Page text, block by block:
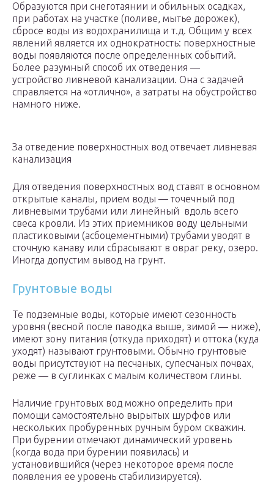
Образуются при снеготаянии и обильных осадках,
при работах на участке (поливе, мытье дорожек),
сбросе воды из водохранилища и т.д. Общим у всех
явлений является их однократность: поверхностные
воды появляются после определенных событий.
Более разумный способ их отведения —
устройство ливневой канализации. Она с задачей
справляется на «отлично», а затраты на обустройство
намного ниже.
За отведение поверхностных вод отвечает ливневая
канализация
Для отведения поверхностных вод ставят в основном
открытые каналы, прием воды — точечный под
ливневыми трубами или линейный вдоль всего
свеса кровли. Из этих приемников воду цельными
пластиковыми (асбоцементными) трубами уводят в
сточную канаву или сбрасывают в овраг реку, озеро.
Иногда допустим вывод на грунт.
Грунтовые воды
Те подземные воды, которые имеют сезонность
уровня (весной после паводка выше, зимой — ниже),
имеют зону питания (откуда приходят) и оттока (куда
уходят) называют грунтовыми. Обычно грунтовые
воды присутствуют на песчаных, супесчаных почвах,
реже — в суглинках с малым количеством глины.
Наличие грунтовых вод можно определить при
помощи самостоятельно вырытых шурфов или
нескольких пробуренных ручным буром скважин.
При бурении отмечают динамический уровень
(когда вода при бурении появилась) и
установившийся (через некоторое время после
появления ее уровень стабилизируется).